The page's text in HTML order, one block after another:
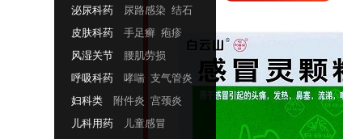
泌尿科药
尿路感染 结石
皮肤科药
手足癣 疱疹
风湿关节
腰肌劳损
骨质增生
呼吸科药 哮喘 支气管炎
妇科类
附件炎 宫颈炎
儿科用药
儿童感冒